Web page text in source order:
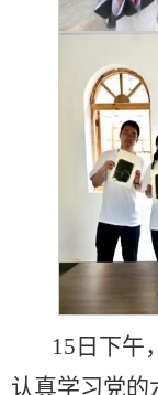
15日下午
认真学习党的